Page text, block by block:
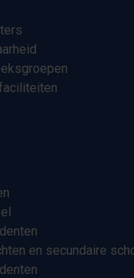
en secundaire